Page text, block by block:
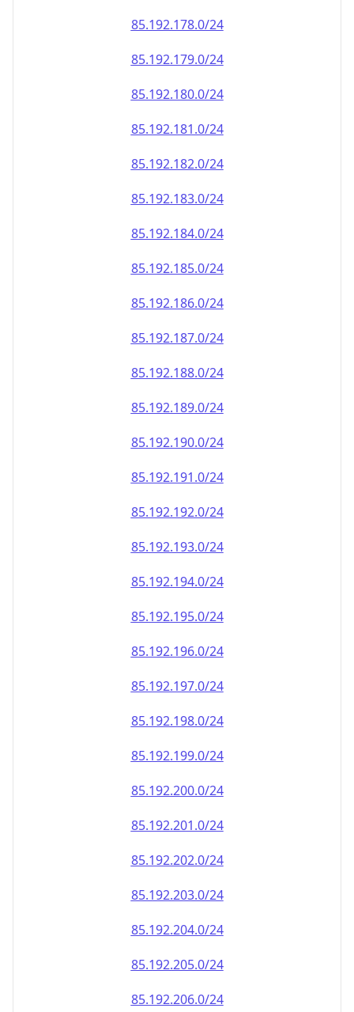
85.192.179.0/24
85.192.180.0/24
85.192.181.0/24
85.192.182.0/24
85.192.183.0/24
85.192.184.0/24
85.192.185.0/24
85.192.186.0/24
85.192.187.0/24
85.192.188.0/24
85.192.189.0/24
85.192.190.0/24
85.192.191.0/24
85.192.192.0/24
85.192.193.0/24
85.192.194.0/24
85.192.195.0/24
85.192.196.0/24
85.192.197.0/24
85.192.198.0/24
85.192.199.0/24
85.192.200.0/24
85.192.201.0/24
85.192.202.0/24
85.192.203.0/24
85.192.204.0/24
85.192.205.0/24
85.192.206.0/24
85.192.207.0/24